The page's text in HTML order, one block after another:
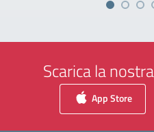
Scarica la
App Store